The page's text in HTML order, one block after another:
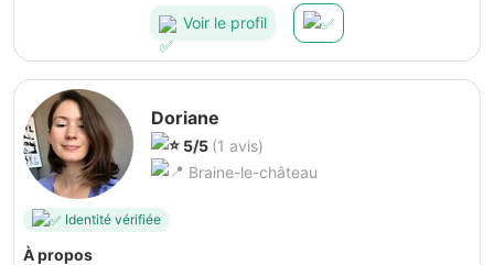
Voir le profil
Doriane
5/5 (1 avis)
Braine-le-château
Identité vérifiée
À propos